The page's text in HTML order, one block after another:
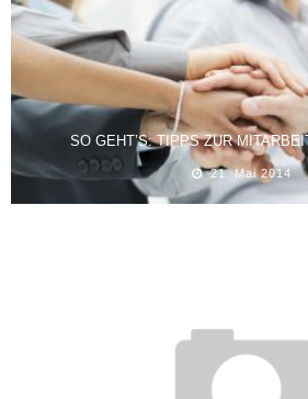
SO GEHT’S: TIPPS ZUR
21. Mai 2014